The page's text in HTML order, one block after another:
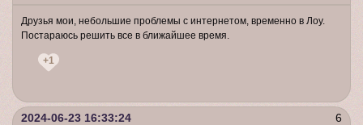
Друзья мои, небольшие проблемы с интернетом, временно в Лоу.
Постараюсь решить все в ближайшее время.
+1
6
2024-06-23 16:33:24